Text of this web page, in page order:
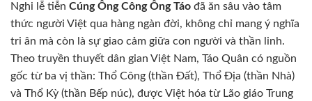
Nghi lễ tiễn Cúng Ông Công Ông Táo đã ăn sâu vào tâm
thức người Việt qua hàng ngàn đời, không chỉ mang ý nghĩa
tri ân mà còn là sự giao cảm giữa con người và thần linh.
Theo truyền thuyết dân gian Việt Nam, Táo Quân có nguồn
gốc từ ba vị thần: Thổ Công (thần Đất), Thổ Địa (thần Nhà)
và Thổ Kỳ (thần Bếp núc), được Việt hóa từ Lão giáo Trung